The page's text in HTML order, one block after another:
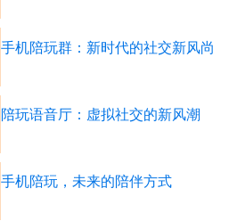
手机陪玩群：新时代的社交新风尚
陪玩语音厅：虚拟社交的新风潮
手机陪玩，未来的陪伴方式